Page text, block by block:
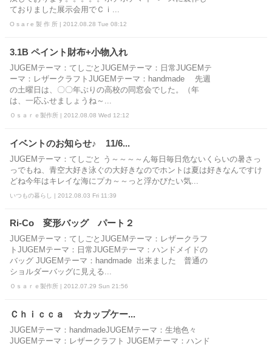
ておりました展示会用でＣｉ...
O s a r e 製 作 所 | 2012.08.28 Tue 08:12
3.1B ペイント財布+小物入れ
JUGEMテーマ：てしごとJUGEMテーマ：日常JUGEMテ
ーマ：レザークラフトJUGEMテーマ：handmade 先週
の土曜日は、〇〇年ぶりの高校の同窓会でした。（年
は、一応ふせましょうね～...
Ｏｓａｒｅ製作所 | 2012.08.08 Wed 12:12
イベントのお知らせ♪ 11/6...
JUGEMテーマ：てしごと う～～～～ん毎日毎日危ないくらいの暑さっ
っでもね、青空大好き泳ぐの大好きなのでホントは夏は好きなんですけ
どね今年はキレイな海にプカ～～っと浮かびたい気...
いつもの暮らし | 2012.08.03 Fri 11:39
Ri-Co 変形バッグ パート２
JUGEMテーマ：てしごとJUGEMテーマ：レザークラフ
トJUGEMテーマ：日常JUGEMテーマ：ハンドメイドの
バッグ JUGEMテーマ：handmade 出来ました 普通の
ショルダーバッグに見える...
Ｏｓａｒｅ製作所 | 2012.07.29 Sun 21:56
Ｃｈｉｃｃａ ☆カップケー...
JUGEMテーマ：handmadeJUGEMテーマ：生地色々
JUGEMテーマ：レザークラフト JUGEMテーマ：ハンド